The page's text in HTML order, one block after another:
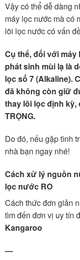
Vậy có thể dễ dàng
máy lọc nước mà có
lõi lọc nước có vấn
Cụ thể, đối với
phát sinh mùi lạ là
lọc số 7 (Alkaline).
đã không còn giữ
thay lõi lọc định kỳ,
TRỌNG.
Do đó, nếu gặp tình
nhà bạn ngay nhé!
Cách xử lý nguồn
lọc nước RO
Cách thức đơn giản
tìm đến đơn vị uy tín
Kangaroo
—